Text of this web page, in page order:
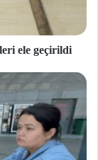
ele geçirildi